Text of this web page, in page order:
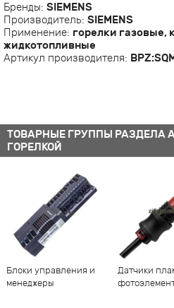
Бренды: SIEMENS
Производитель: SIEMENS
Применение: горелки газовые,
жидкотопливные
Артикул производителя:
ТОВАРНЫЕ ГРУППЫ РАЗДЕЛА
ГОРЕЛКОЙ
Блоки управления и
менеджеры
Датчики